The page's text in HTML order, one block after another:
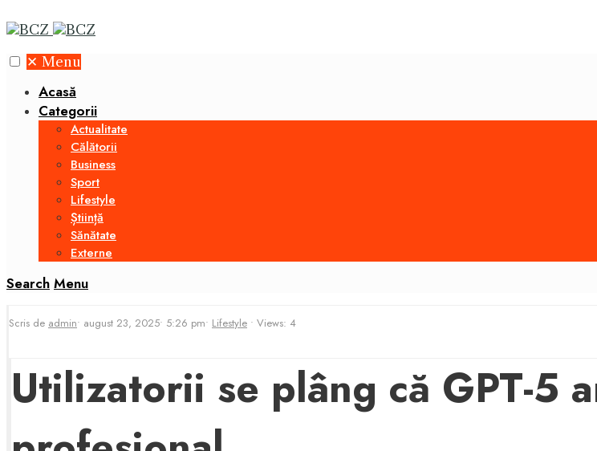
✕ Menu
Acasă
Categorii
Actualitate
Călătorii
Business
Sport
Lifestyle
Știință
Sănătate
Externe
Search Menu
Scris de admin• august 23, 2025• 5:26 pm• Lifestyle • Views: 4
Utilizatorii se plâng că GPT-5